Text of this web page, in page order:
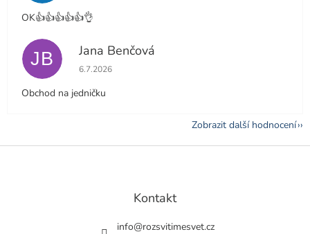
OK👍👍👍👍👍👌
JB Jana Benčová
Hodnocení obchodu je 5 z 5 hvězdiček.
6.7.2026
Obchod na jedničku
Zobrazit další hodnocení
Z
Kontakt
info@rozsvitimesvet.cz